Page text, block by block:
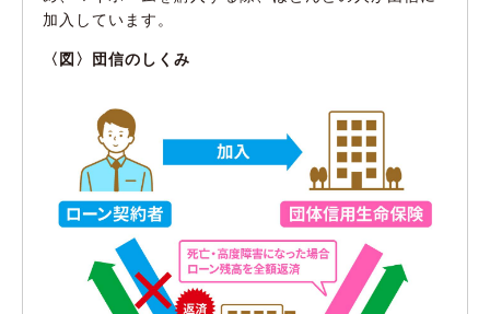
加入しています。
〈図〉団信のしくみ